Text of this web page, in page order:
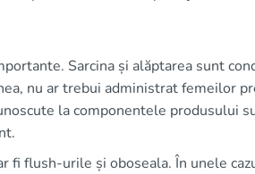
Sarcina și alăptarea sunt
nu ar trebui administrat femeilor
la componentele produsului
fi flush-urile și oboseala. În unele